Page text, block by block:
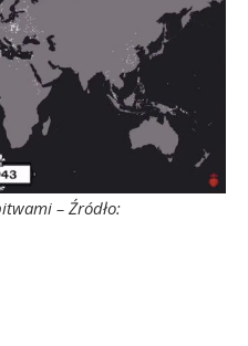
– Źródło: